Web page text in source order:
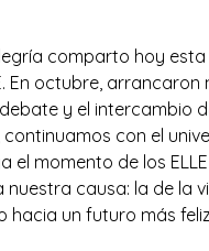
comparto hoy
En octubre, arrancaron
y el intercambio
continuamos con el
el momento de los
nuestra causa: la de la
hacia un futuro más